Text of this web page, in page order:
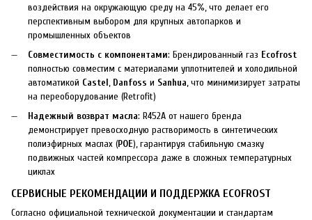
воздействия на окружающую среду на 45%, что делает его
перспективным выбором для крупных автопарков и
промышленных объектов
Совместимость с компонентами: Брендированный газ Ecofrost
полностью совместим с материалами уплотнителей и холодильной
автоматикой Castel, Danfoss и Sanhua, что минимизирует затраты
на переоборудование (Retrofit)
Надежный возврат масла: R452A от нашего бренда
демонстрирует превосходную растворимость в синтетических
полиэфирных маслах (POE), гарантируя стабильную смазку
подвижных частей компрессора даже в сложных температурных
циклах
СЕРВИСНЫЕ РЕКОМЕНДАЦИИ И ПОДДЕРЖКА ECOFROST
Согласно официальной технической документации и стандартам